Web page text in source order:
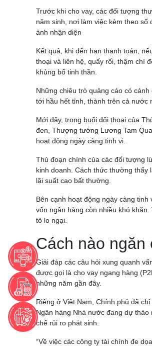
Trước khi cho vay, các đối tượng
năm sinh, nơi làm việc kèm theo
ảnh nhận diện
Kết quả, khi đến hạn thanh toán,
thoại và liên hệ, quấy rối, thậm chí
khủng bố tinh thần.
Những chiêu trò quảng cáo có
tới hầu hết tỉnh, thành trên cả nước
Mới đây, trong buổi đối thoại của
đen, Thượng tướng Lương Tam
hoạt động ngày càng tinh vi.
Thủ đoạn chính của các đối tượng
kinh doanh. Cách thức thường thấy
lãi suất cao bất thường.
Bên cạnh hoạt động ngày càng
vốn ngân hàng còn nhiều khó
tỏ lo ngại.
Cách nào ngăn
Giải đáp các câu hỏi xung quanh
được gọi là cho vay ngang hàng
những năm gần đây.
Riêng ở Việt Nam, Chính phủ đã
Ngân hàng Nhà nước đang dự thảo
chế rủi ro phát sinh.
“Về việc các công ty tài chính đe